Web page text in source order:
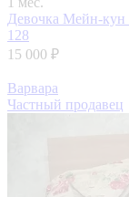
Девочка Мейн-кун
128
15 000 ₽
Варвара
Частный продавец